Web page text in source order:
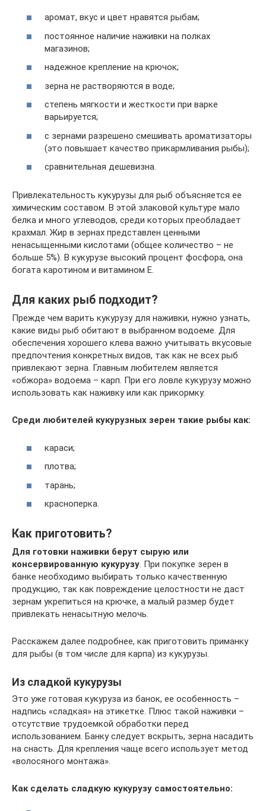
аромат, вкус и цвет нравятся рыбам;
постоянное наличие наживки на полках
магазинов;
надежное крепление на крючок;
зерна не растворяются в воде;
степень мягкости и жесткости при варке
варьируется;
с зернами разрешено смешивать ароматизаторы
(это повышает качество прикармливания рыбы);
сравнительная дешевизна.
Привлекательность кукурузы для рыб объясняется ее
химическим составом. В этой злаковой культуре мало
белка и много углеводов, среди которых преобладает
крахмал. Жир в зернах представлен ценными
ненасыщенными кислотами (общее количество – не
больше 5%). В кукурузе высокий процент фосфора, она
богата каротином и витамином Е.
Для каких рыб подходит?
Прежде чем варить кукурузу для наживки, нужно узнать,
какие виды рыб обитают в выбранном водоеме. Для
обеспечения хорошего клева важно учитывать вкусовые
предпочтения конкретных видов, так как не всех рыб
привлекают зерна. Главным любителем является
«обжора» водоема – карп. При его ловле кукурузу можно
использовать как наживку или как прикормку.
Среди любителей кукурузных зерен такие рыбы как:
караси;
плотва;
тарань;
красноперка.
Как приготовить?
Для готовки наживки берут сырую или
консервированную кукурузу. При покупке зерен в
банке необходимо выбирать только качественную
продукцию, так как повреждение целостности не даст
зернам укрепиться на крючке, а малый размер будет
привлекать ненасытную мелочь.
Расскажем далее подробнее, как приготовить приманку
для рыбы (в том числе для карпа) из кукурузы.
Из сладкой кукурузы
Это уже готовая кукуруза из банок, ее особенность –
надпись «сладкая» на этикетке. Плюс такой наживки –
отсутствие трудоемкой обработки перед
использованием. Банку следует вскрыть, зерна насадить
на снасть. Для крепления чаще всего использует метод
«волосяного монтажа».
Как сделать сладкую кукурузу самостоятельно: